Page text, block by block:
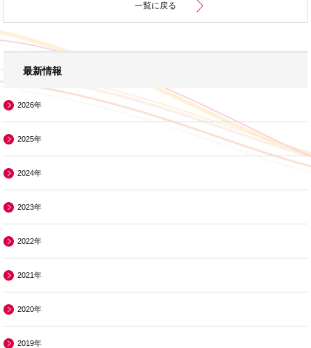
一覧に戻る
最新情報
2026年
2025年
2024年
2023年
2022年
2021年
2020年
2019年